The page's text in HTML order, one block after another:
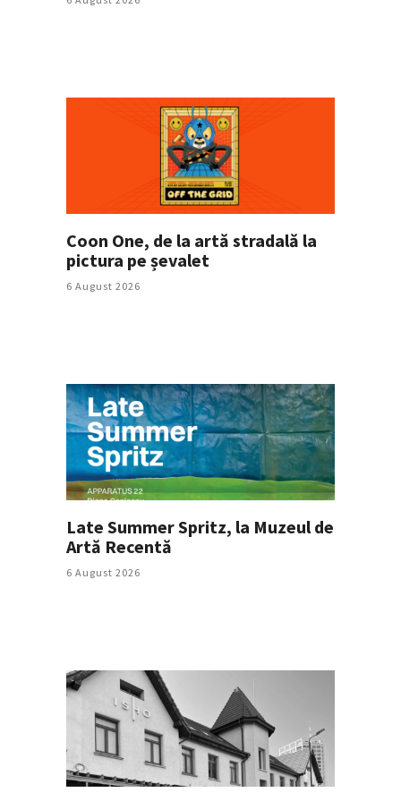
Coon One, de la artă stradală la
pictura pe șevalet
6 August 2026
Late Summer Spritz, la Muzeul de
Artă Recentă
6 August 2026